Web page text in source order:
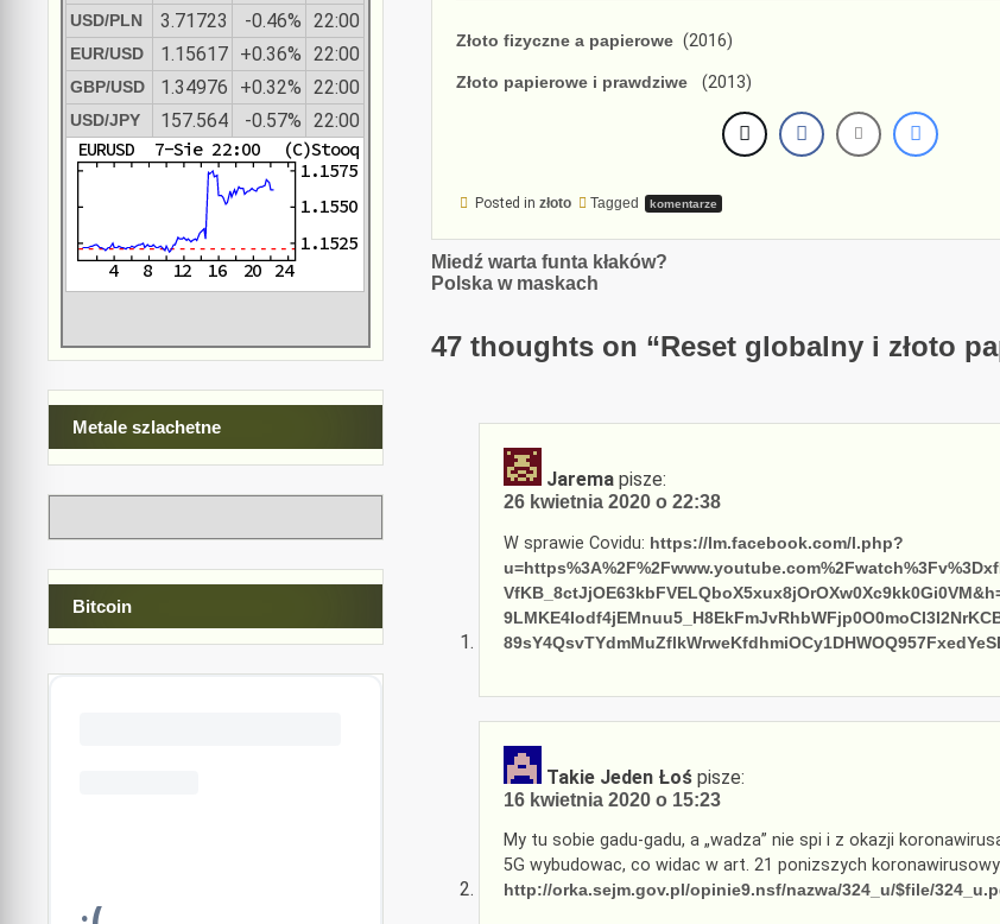
Złoto fizyczne a papierowe(2016)
Złoto papierowe i prawdziwe(2013)
Posted in złoto Tagged komentarze
Nawigacja
wpisu
Miedź warta funta kłaków?
Polska w maskach
47 thoughts on “Reset globalny i złoto
Jarema pisze:
26 kwietnia 2020 o 22:38
W sprawie Covidu: https://lm.facebook.com/l.php?
Takie Jeden Łoś pisze:
16 kwietnia 2020 o 15:23
My tu sobie gadu-gadu, a „wadza” nie spi i z okazji
5G wybudowac, co widac w art. 21 ponizszych
http://orka.sejm.gov.pl/opinie9.nsf/nazwa/324_u/$file/
USD/PLN 3.71723 -0.46% 22:00
EUR/USD 1.15617 +0.36% 22:00
GBP/USD 1.34976 +0.32% 22:00
USD/JPY 157.564 -0.57% 22:00
Metale szlachetne
Bitcoin